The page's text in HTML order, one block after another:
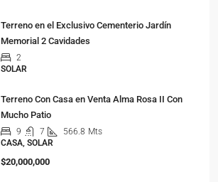
Terreno en el Exclusivo Cementerio Jardín
Memorial 2 Cavidades
2
SOLAR
Terreno Con Casa en Venta Alma Rosa II Con
Mucho Patio
9 7 566.8 Mts
CASA, SOLAR
$20,000,000